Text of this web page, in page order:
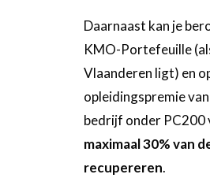
Daarnaast kan je
KMO-Portefeuille
Vlaanderen ligt) en
opleidingspremie
bedrijf onder PC200
maximaal 30% van
recupereren.